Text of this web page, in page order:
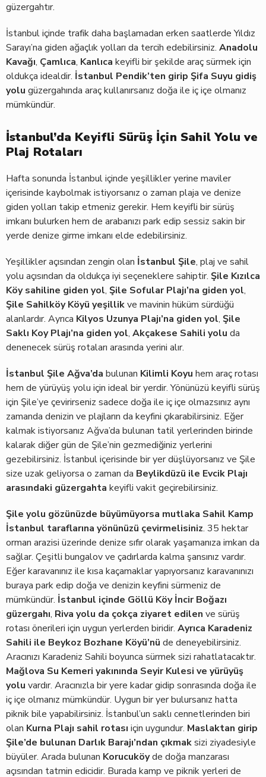
güzergahtır.
İstanbul içinde trafik daha başlamadan erken saatlerde Yıldız
Sarayı’na giden ağaçlık yolları da tercih edebilirsiniz. Anadolu
Kavağı, Çamlıca, Kanlıca keyifli bir şekilde araç sürmek için
oldukça idealdir. İstanbul Pendik’ten girip Şifa Suyu gidiş
yolu güzergahında araç kullanırsanız doğa ile iç içe olmanız
mümkündür.
İstanbul’da Keyifli Sürüş İçin Sahil Yolu ve
Plaj Rotaları
Hafta sonunda İstanbul içinde yeşillikler yerine maviler
içerisinde kaybolmak istiyorsanız o zaman plaja ve denize
giden yolları takip etmeniz gerekir. Hem keyifli bir sürüş
imkanı bulurken hem de arabanızı park edip sessiz sakin bir
yerde denize girme imkanı elde edebilirsiniz.
Yeşillikler açısından zengin olan İstanbul Şile, plaj ve sahil
yolu açısından da oldukça iyi seçeneklere sahiptir. Şile Kızılca
Köy sahiline giden yol, Şile Sofular Plajı’na giden yol,
Şile Sahilköy Köyü yeşillikve mavinin hüküm sürdüğü
alanlardır. Ayrıca Kilyos Uzunya Plajı’na giden yol, Şile
Saklı Koy Plajı’na giden yol, Akçakese Sahili yolu da
denenecek sürüş rotaları arasında yerini alır.
İstanbul Şile Ağva’da bulunan Kilimli Koyu hem araç rotası
hem de yürüyüş yolu için ideal bir yerdir. Yönünüzü keyifli sürüş
için Şile’ye çevirirseniz sadece doğa ile iç içe olmazsınız aynı
zamanda denizin ve plajların da keyfini çıkarabilirsiniz. Eğer
kalmak istiyorsanız Ağva’da bulunan tatil yerlerinden birinde
kalarak diğer gün de Şile’nin gezmediğiniz yerlerini
gezebilirsiniz. İstanbul içerisinde bir yer düşlüyorsanız ve Şile
size uzak geliyorsa o zaman da Beylikdüzü ile Evcik Plajı
arasındaki güzergahta keyifli vakit geçirebilirsiniz.
Şile yolu gözünüzde büyümüyorsa mutlaka Sahil Kamp
İstanbul taraflarına yönünüzü çevirmelisiniz. 35 hektar
orman arazisi üzerinde denize sıfır olarak yaşamanıza imkan da
sağlar. Çeşitli bungalov ve çadırlarda kalma şansınız vardır.
Eğer karavanınız ile kısa kaçamaklar yapıyorsanız karavanınızı
buraya park edip doğa ve denizin keyfini sürmeniz de
mümkündür. İstanbul içinde Göllü Köy İncir Boğazı
güzergahı, Riva yolu da çokça ziyaret edilen ve sürüş
rotası önerileri için uygun yerlerden biridir. Ayrıca Karadeniz
Sahili ile Beykoz Bozhane Köyü’nü de deneyebilirsiniz.
Aracınızı Karadeniz Sahili boyunca sürmek sizi rahatlatacaktır.
Mağlova Su Kemeri yakınında Seyir Kulesi ve yürüyüş
yolu vardır. Aracınızla bir yere kadar gidip sonrasında doğa ile
iç içe olmanız mümkündür. Uygun bir yer bulursanız hatta
piknik bile yapabilirsiniz. İstanbul’un saklı cennetlerinden biri
olan Kurna Plajı sahil rotası için uygundur. Maslaktan girip
Şile’de bulunan Darlık Barajı’ndan çıkmaksizi ziyadesiyle
büyüler. Arada bulunan Korucuköyde doğa manzarası
açısından tatmin edicidir. Burada kamp ve piknik yerleri de